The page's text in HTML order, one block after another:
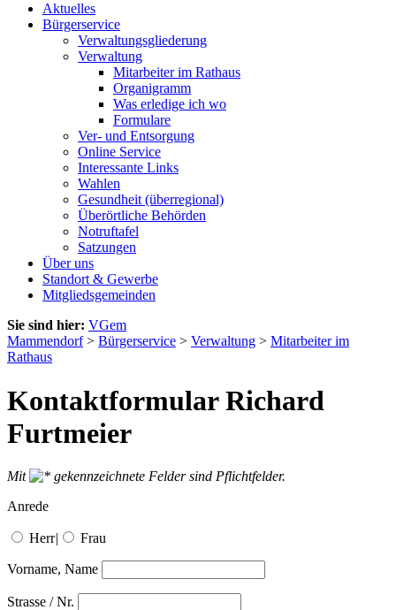
Aktuelles
Bürgerservice
Verwaltungsgliederung
Verwaltung
Mitarbeiter im Rathaus
Organigramm
Was erledige ich wo
Formulare
Ver- und Entsorgung
Online Service
Interessante Links
Wahlen
Gesundheit (überregional)
Überörtliche Behörden
Notruftafel
Satzungen
Über uns
Standort & Gewerbe
Mitgliedsgemeinden
Sie sind hier: VGem
Mammendorf> Bürgerservice > Verwaltung > Mitarbeiter im
Rathaus
Kontaktformular Richard
Furtmeier
Mit
gekennzeichnete Felder sind Pflichtfelder.
Anrede
Herr| Frau
Vorname, Name
Strasse / Nr.